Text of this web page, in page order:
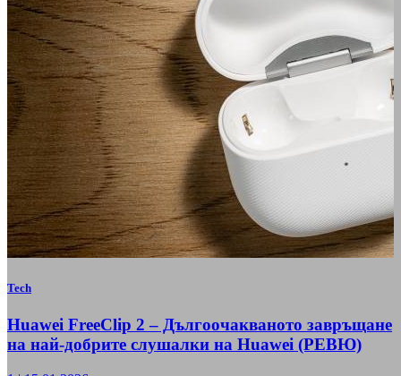
Tech
Huawei FreeClip 2 – Дългоочакваното завръщане
на най-добрите слушалки на Huawei (РЕВЮ)